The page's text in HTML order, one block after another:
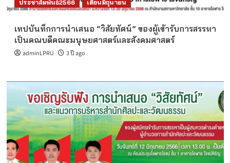
ประชาสัมพันธ์2566 เดือนมิถุนายน
เทปบันทึกการนำเสนอ “วิสัยทัศน์” ของผู้เข้ารับการสรรหา
เป็นคณบดีคณะมนุษยศาสตร์และสังคมศาสตร์
adminLPRU 3 ปี ago